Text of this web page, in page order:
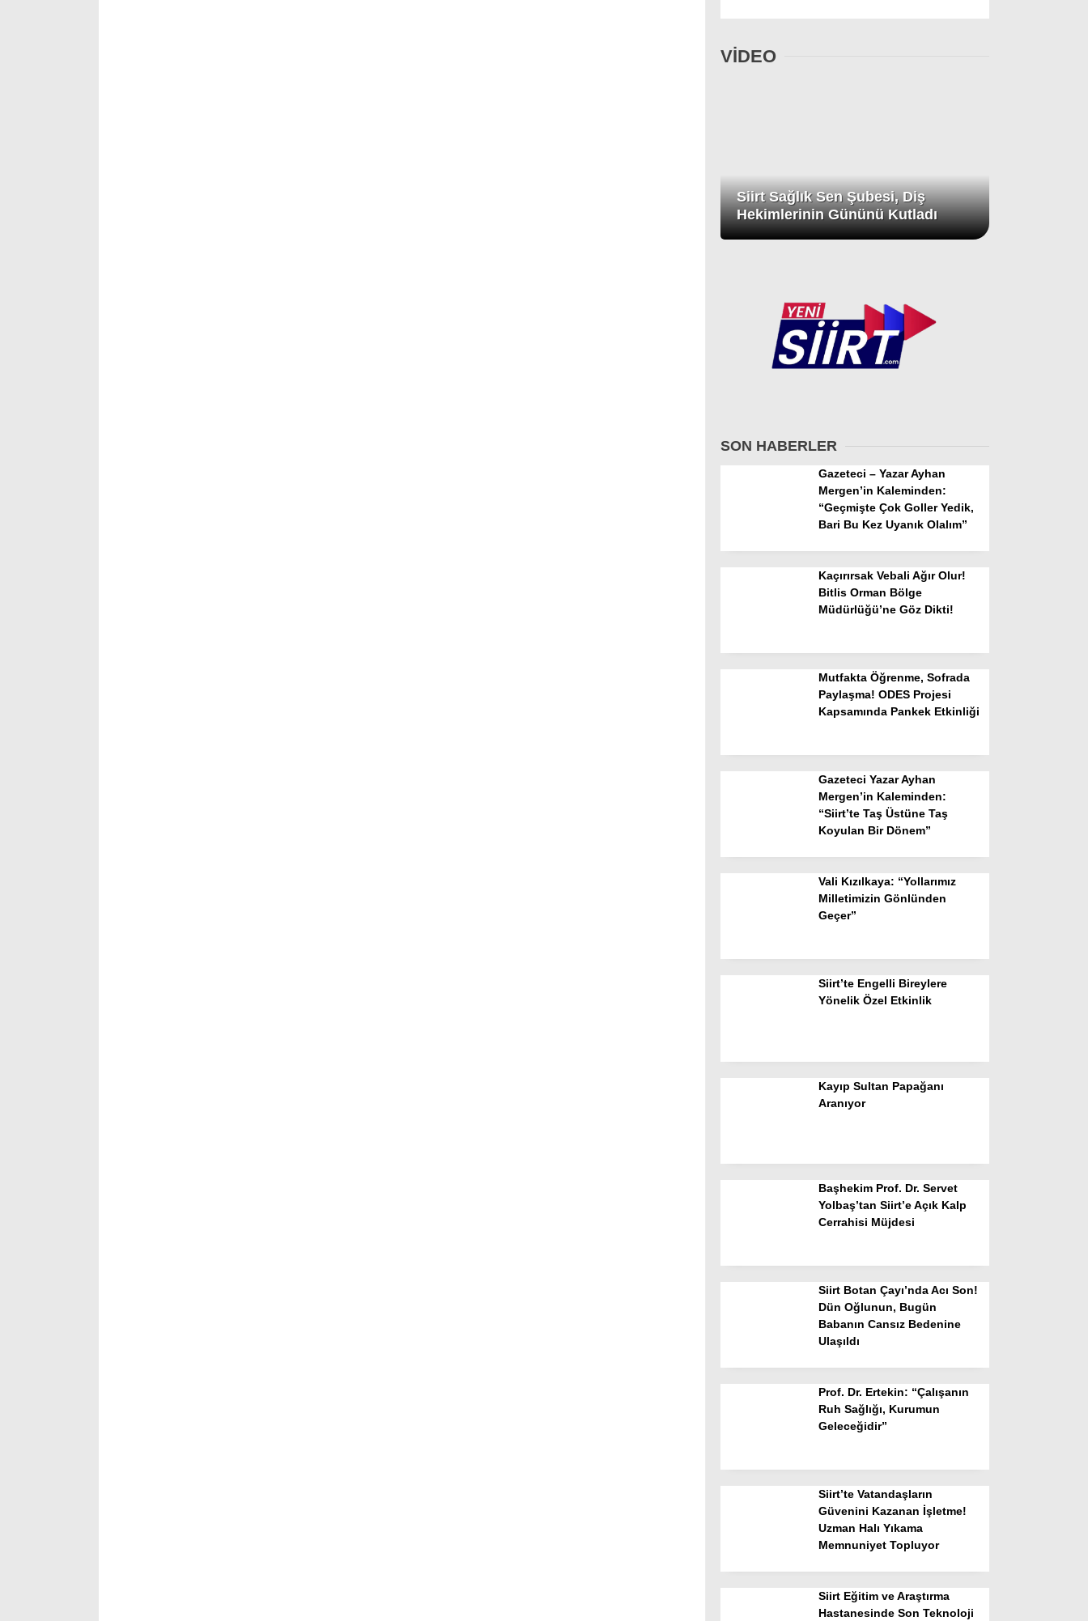
VİDEO
Siirt Sağlık Sen Şubesi, Diş
Hekimlerinin Gününü Kutladı
SON HABERLER
Gazeteci – Yazar Ayhan
Mergen’in Kaleminden:
“Geçmişte Çok Goller Yedik,
Bari Bu Kez Uyanık Olalım”
Kaçırırsak Vebali Ağır Olur!
Bitlis Orman Bölge
Müdürlüğü’ne Göz Dikti!
Mutfakta Öğrenme, Sofrada
Paylaşma! ODES Projesi
Kapsamında Pankek Etkinliği
Gazeteci Yazar Ayhan
Mergen’in Kaleminden:
“Siirt’te Taş Üstüne Taş
Koyulan Bir Dönem”
Vali Kızılkaya: “Yollarımız
Milletimizin Gönlünden
Geçer”
Siirt’te Engelli Bireylere
Yönelik Özel Etkinlik
Kayıp Sultan Papağanı
Aranıyor
Başhekim Prof. Dr. Servet
Yolbaş’tan Siirt’e Açık Kalp
Cerrahisi Müjdesi
Siirt Botan Çayı’nda Acı Son!
Dün Oğlunun, Bugün
Babanın Cansız Bedenine
Ulaşıldı
Prof. Dr. Ertekin: “Çalışanın
Ruh Sağlığı, Kurumun
Geleceğidir”
Siirt’te Vatandaşların
Güvenini Kazanan İşletme!
Uzman Halı Yıkama
Memnuniyet Topluyor
Siirt Eğitim ve Araştırma
Hastanesinde Son Teknoloji